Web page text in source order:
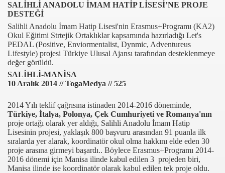
SALİHLİ ANADOLU İMAM HATİP LİSESİ’NE PROJE
DESTEĞİ
Salihli Anadolu İmam Hatip Lisesi'nin Erasmus+Programı (KA2)
Okul Eğitimi Strtejik Ortaklıklar kapsamında hazırladığı Let's
PEDAL (Positive, Enviormentalist, Dynmic, Adventureus
Lifestyle) projesi Türkiye Ulusal Ajansı tarafından desteklenmeye
değer görüldü.
SALİHLİ-MANİSA
10 Aralık 2014 // TogaMedya // 525
2014 Yılı teklif çağrısına istinaden 2014-2016 döneminde,
Türkiye, İtalya, Polonya, Çek Cumhuriyeti ve Romanya'nın
proje ortağı olarak yer aldığı, Salihli Anadolu İmam Hatip
Lisesinin projesi, yaklaşık 800 başvuru arasından 91 puanla ilk
sıralarda yer alarak, koordinatör okul olma hakkını elde eden 30
proje arasına girmeyi başardı.. Böylece Erasmus+Programı 2014-
2016 dönemi için Manisa ilinde kabul edilen 3 projeden biri,
Manisa ilinde ise koordinatör olarak kabul edilen tek proje oldu.